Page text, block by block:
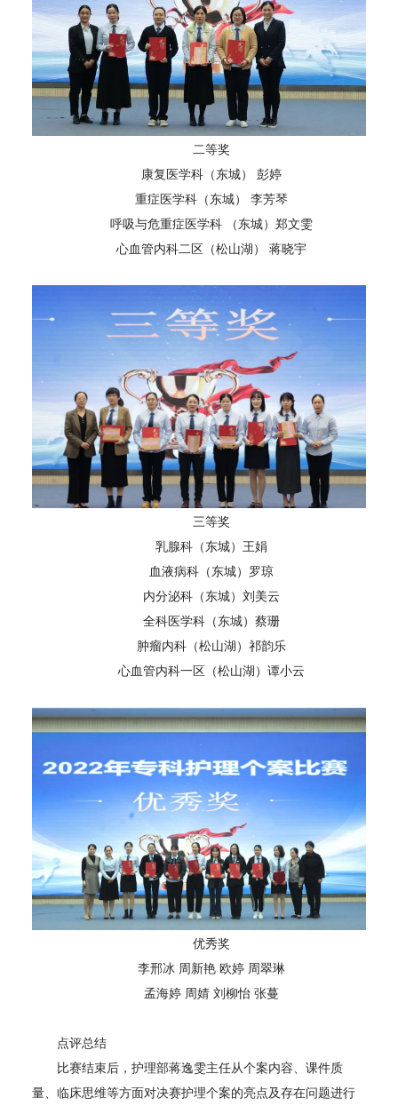
二等奖
康复医学科（东城） 彭婷
重症医学科（东城） 李芳琴
呼吸与危重症医学科 （东城）郑文雯
心血管内科二区（松山湖） 蒋晓宇
三等奖
乳腺科（东城）王娟
血液病科（东城）罗琼
内分泌科（东城）刘美云
全科医学科（东城）蔡珊
肿瘤内科（松山湖）祁韵乐
心血管内科一区（松山湖）谭小云
优秀奖
李邢冰 周新艳 欧婷 周翠琳
孟海婷 周婧 刘柳怡 张蔓
点评总结
比赛结束后，护理部蒋逸雯主任从个案内容、课件质
量、临床思维等方面对决赛护理个案的亮点及存在问题进行